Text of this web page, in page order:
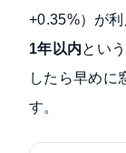
+0.35%）が
1年以内とい
したら早めに
す。